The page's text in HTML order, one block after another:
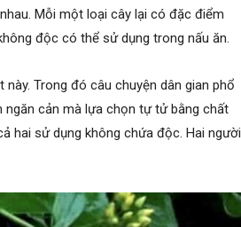
Mỗi một loại cây lại có đặc điểm
độc có thể sử dụng trong nấu ăn.
Trong đó câu chuyện dân gian phổ
ngăn cản mà lựa chọn tự tử bằng chất
hai sử dụng không chứa độc. Hai người